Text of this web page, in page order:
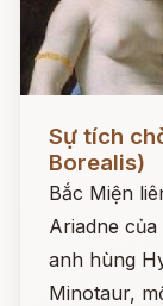
Sự tích
Borealis)
Bắc Miện
Ariadne
anh hùng
Minotaur,